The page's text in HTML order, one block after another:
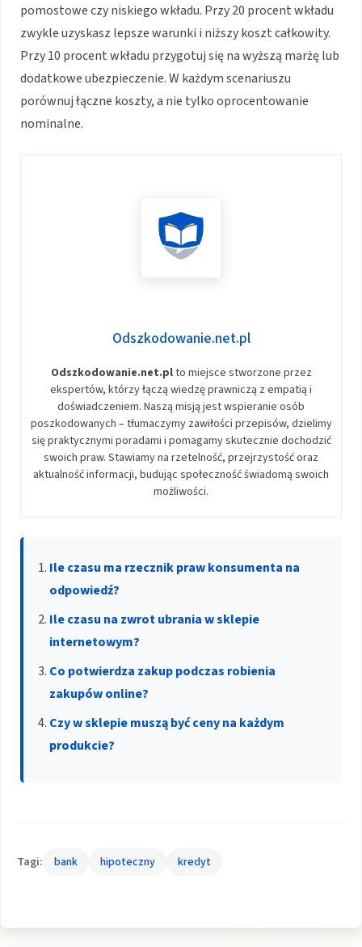
pomostowe czy niskiego wkładu. Przy 20 procent wkładu
zwykle uzyskasz lepsze warunki i niższy koszt całkowity.
Przy 10 procent wkładu przygotuj się na wyższą marżę lub
dodatkowe ubezpieczenie. W każdym scenariuszu
porównuj łączne koszty, a nie tylko oprocentowanie
nominalne.
Odszkodowanie.net.pl
Odszkodowanie.net.plto miejsce stworzone przez
ekspertów, którzy łączą wiedzę prawniczą z empatią i
doświadczeniem. Naszą misją jest wspieranie osób
poszkodowanych – tłumaczymy zawiłości przepisów, dzielimy
się praktycznymi poradami i pomagamy skutecznie dochodzić
swoich praw. Stawiamy na rzetelność, przejrzystość oraz
aktualność informacji, budując społeczność świadomą swoich
możliwości.
Ile czasu ma rzecznik praw konsumenta na
odpowiedź?
Ile czasu na zwrot ubrania w sklepie
internetowym?
Co potwierdza zakup podczas robienia
zakupów online?
Czy w sklepie muszą być ceny na każdym
produkcie?
Tagi: bank hipoteczny kredyt